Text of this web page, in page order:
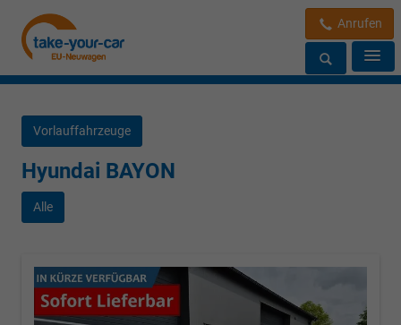
Anrufen
Vorlauffahrzeuge
Hyundai BAYON
Alle